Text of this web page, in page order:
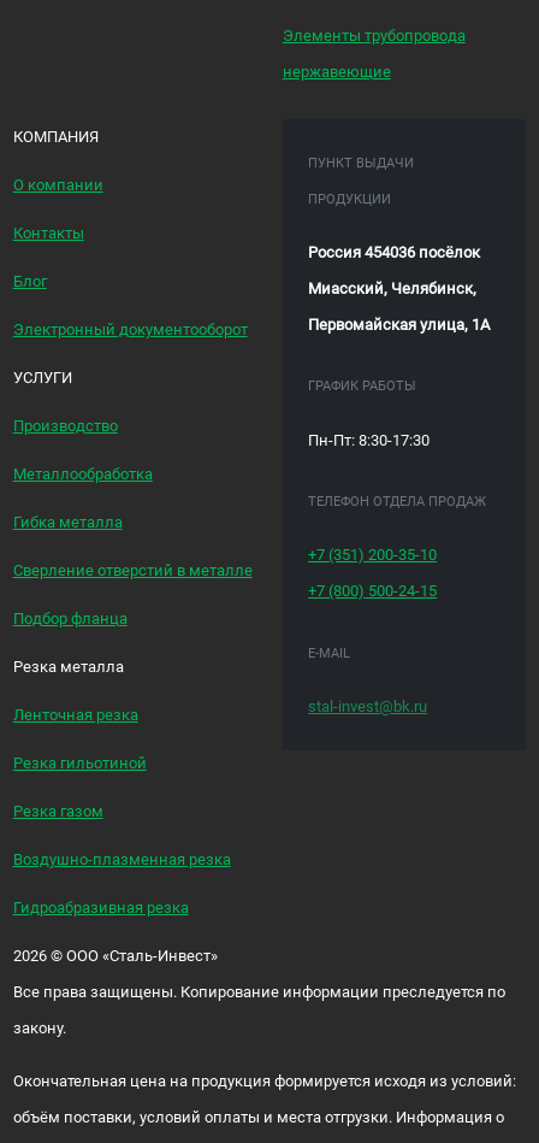
Элементы трубопровода
нержавеющие
КОМПАНИЯ
О компании
Контакты
Блог
Электронный документооборот
УСЛУГИ
Производство
Металлообработка
Гибка металла
Сверление отверстий в металле
Подбор фланца
Резка металла
Ленточная резка
Резка гильотиной
Резка газом
Воздушно-плазменная резка
Гидроабразивная резка
ПУНКТ ВЫДАЧИ
ПРОДУКЦИИ
Россия 454036 посёлок
Миасский, Челябинск,
Первомайская улица, 1А
ГРАФИК РАБОТЫ
Пн-Пт: 8:30-17:30
ТЕЛЕФОН ОТДЕЛА ПРОДАЖ
+7 (351)200-35-10
+7 (800) 500-24-15
E-MAIL
stal-invest@bk.ru
2026 ©ООО «Сталь-Инвест»
Все права защищены. Копирование информации преследуется по
закону.
Окончательная цена на продукция формируется исходя из условий:
объём поставки, условий оплаты и места отгрузки. Информация о